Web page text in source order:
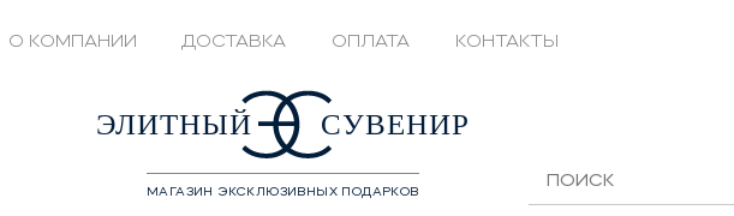
О КОМПАНИИ ДОСТАВКА ОПЛАТА КОНТАКТЫ
ЭЛИТНЫЙ СУВЕНИР
МАГАЗИН ЭКСКЛЮЗИВНЫХ ПОДАРКОВ